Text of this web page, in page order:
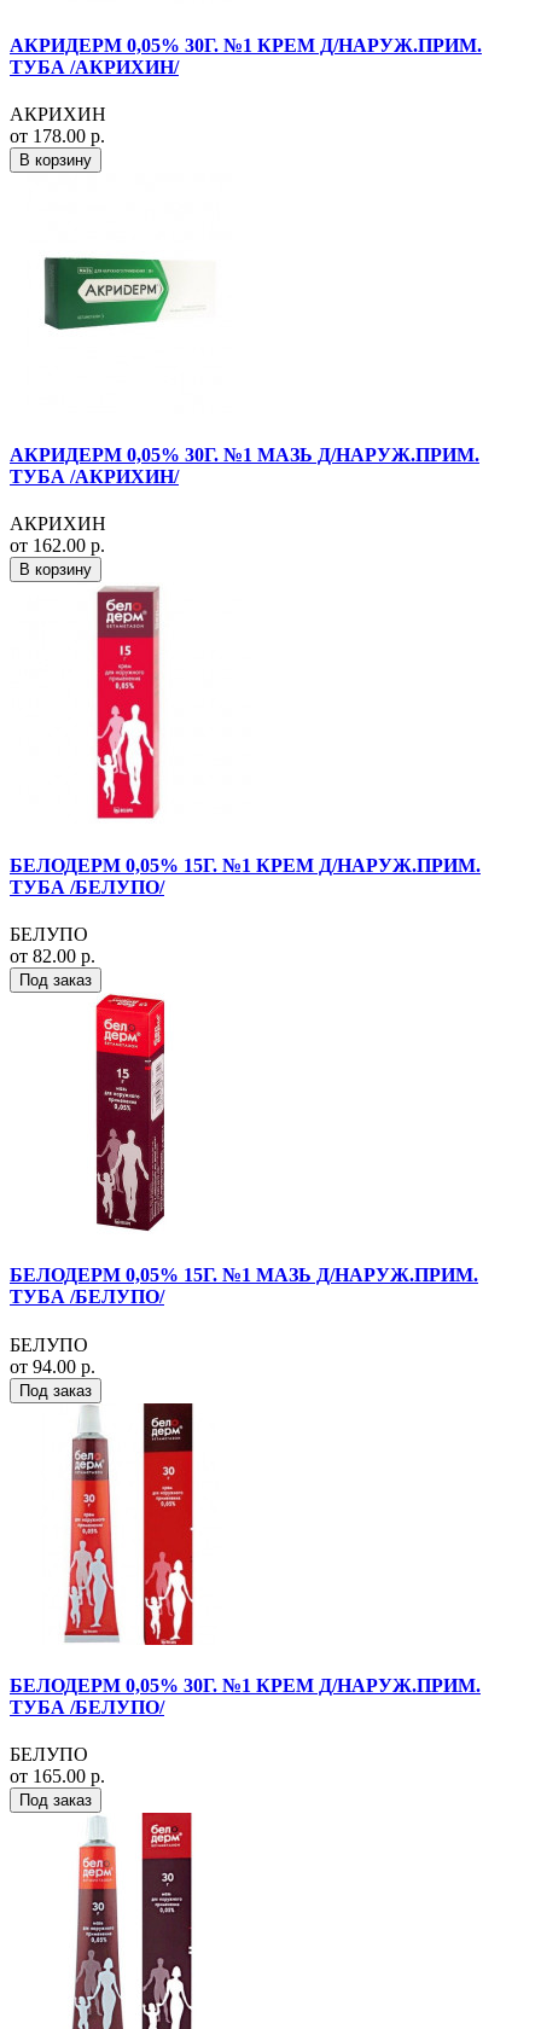
АКРИДЕРМ 0,05% 30Г. №1 КРЕМ Д/НАРУЖ.ПРИМ.
ТУБА /АКРИХИН/
АКРИХИН
от 178.00 р.
В корзину
АКРИДЕРМ 0,05% 30Г. №1 МАЗЬ Д/НАРУЖ.ПРИМ.
ТУБА /АКРИХИН/
АКРИХИН
от 162.00 р.
В корзину
БЕЛОДЕРМ 0,05% 15Г. №1 КРЕМ Д/НАРУЖ.ПРИМ.
ТУБА /БЕЛУПО/
БЕЛУПО
от 82.00 р.
Под заказ
БЕЛОДЕРМ 0,05% 15Г. №1 МАЗЬ Д/НАРУЖ.ПРИМ.
ТУБА /БЕЛУПО/
БЕЛУПО
от 94.00 р.
Под заказ
БЕЛОДЕРМ 0,05% 30Г. №1 КРЕМ Д/НАРУЖ.ПРИМ.
ТУБА /БЕЛУПО/
БЕЛУПО
от 165.00 р.
Под заказ